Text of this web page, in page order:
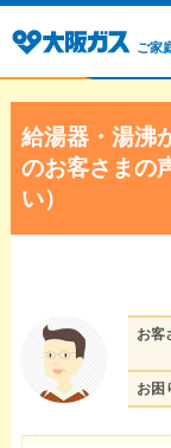
ご家
給湯器・湯沸
のお客さまの
い）
お客
お困